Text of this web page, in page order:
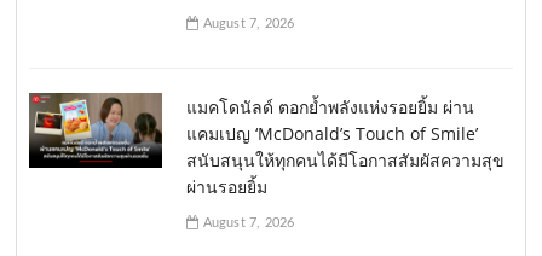
August 7, 2026
แมคโดนัลด์ ตอกย้ำพลังแห่งรอยยิ้ม ผ่าน
แคมเปญ ‘McDonald’s Touch of Smile’
สนับสนุนให้ทุกคนได้มีโอกาสสัมผัสความสุข
ผ่านรอยยิ้ม
August 7, 2026